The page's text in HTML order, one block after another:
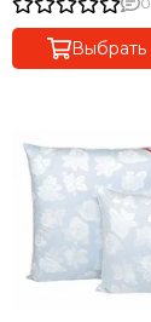
Выбрать